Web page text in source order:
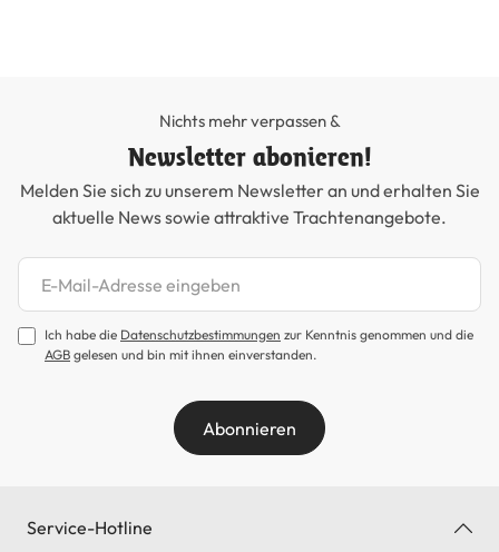
Nichts mehr verpassen &
Newsletter abonieren!
Melden Sie sich zu unserem Newsletter an und erhalten Sie
aktuelle News sowie attraktive Trachtenangebote.
Newsletter abonnieren
Ich habe die Datenschutzbestimmungen zur Kenntnis genommen und die
AGB gelesen und bin mit ihnen einverstanden.
Abonnieren
Service-Hotline